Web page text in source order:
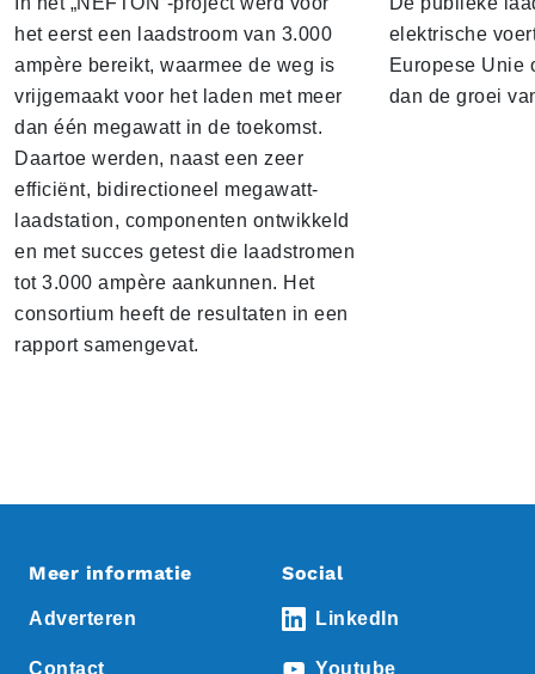
het eerst een laadstroom van 3.000
ampère bereikt, waarmee de weg is
vrijgemaakt voor het laden met meer
dan één megawatt in de toekomst.
Daartoe werden, naast een zeer
efficiënt, bidirectioneel megawatt-
laadstation, componenten ontwikkeld
en met succes getest die laadstromen
tot 3.000 ampère aankunnen. Het
consortium heeft de resultaten in een
rapport samengevat.
elektrische
Europese Unie
dan de groei
Meer informatie
Adverteren
Contact
Social
LinkedIn
Youtube